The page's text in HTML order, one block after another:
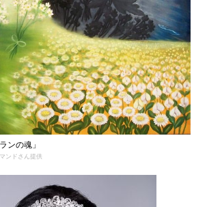
ンの魂」
ンドさん提供